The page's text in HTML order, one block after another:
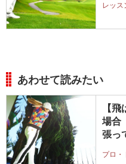
レッス
あわせて読みたい
【
場合
張っ
プロ・